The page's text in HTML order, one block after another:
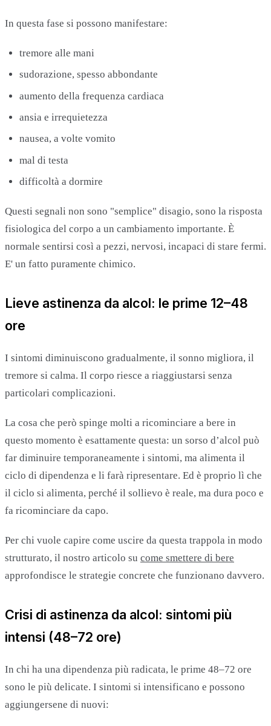
In questa fase si possono manifestare:
tremore alle mani
sudorazione, spesso abbondante
aumento della frequenza cardiaca
ansia e irrequietezza
nausea, a volte vomito
mal di testa
difficoltà a dormire
Questi segnali non sono "semplice" disagio, sono la risposta
fisiologica del corpo a un cambiamento importante. È
normale sentirsi così a pezzi, nervosi, incapaci di stare fermi.
E' un fatto puramente chimico.
Lieve astinenza da alcol: le prime 12–48
ore
I sintomi diminuiscono gradualmente, il sonno migliora, il
tremore si calma. Il corpo riesce a riaggiustarsi senza
particolari complicazioni.
La cosa che però spinge molti a ricominciare a bere in
questo momento è esattamente questa: un sorso d’alcol può
far diminuire temporaneamente i sintomi, ma alimenta il
ciclo di dipendenza e li farà ripresentare. Ed è proprio lì che
il ciclo si alimenta, perché il sollievo è reale, ma dura poco e
fa ricominciare da capo.
Per chi vuole capire come uscire da questa trappola in modo
strutturato, il nostro articolo su come smettere di bere
approfondisce le strategie concrete che funzionano davvero.
Crisi di astinenza da alcol: sintomi più
intensi (48–72 ore)
In chi ha una dipendenza più radicata, le prime 48–72 ore
sono le più delicate. I sintomi si intensificano e possono
aggiungersene di nuovi: